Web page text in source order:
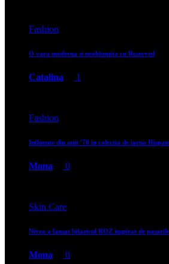
Fashion
O vara moderna si neobisnuita cu Reserved
Catalina 1
Fashion
Influente din anii ’70 in colectia de iarna
Mona 0
Skin Care
Nivea a lansat bifazicul ROZ inspirat de
Mona 0